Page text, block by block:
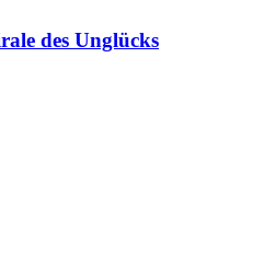
des Unglücks